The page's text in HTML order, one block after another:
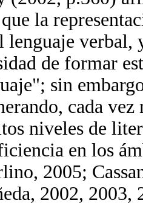
la
lenguaje
de formar
sin
cada
niveles de
en los
2005;
2002,